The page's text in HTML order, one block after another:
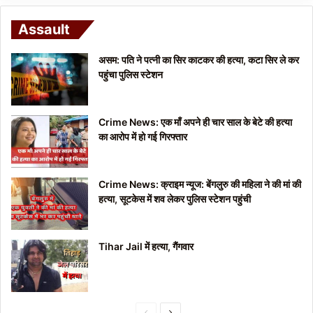
Assault
असम: पति ने पत्नी का सिर काटकर की हत्या, कटा सिर ले कर
पहुंचा पुलिस स्टेशन
Crime News: एक माँ अपने ही चार साल के बेटे की हत्या
का आरोप में हो गई गिरफ्तार
Crime News: क्राइम न्यूज: बेंगलुरु की महिला ने की मां की
हत्या, सूटकेस में शव लेकर पुलिस स्टेशन पहुंची
Tihar Jail में हत्या, गैंगवार